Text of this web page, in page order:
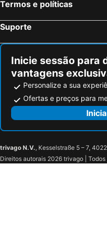
Ellis Hotel, Atlanta, a Tribute Portfolio Hotel
Hyatt Centric Buckhead Atlanta
SoNo
The Breman Museum
Termos e políticas
Suporte
Inicie sessão para
vantagens
Personalize a sua
Ofertas e preços para
trivago N.V., Kesselstraße 5 – 7,
Direitos autorais 2026 trivago |